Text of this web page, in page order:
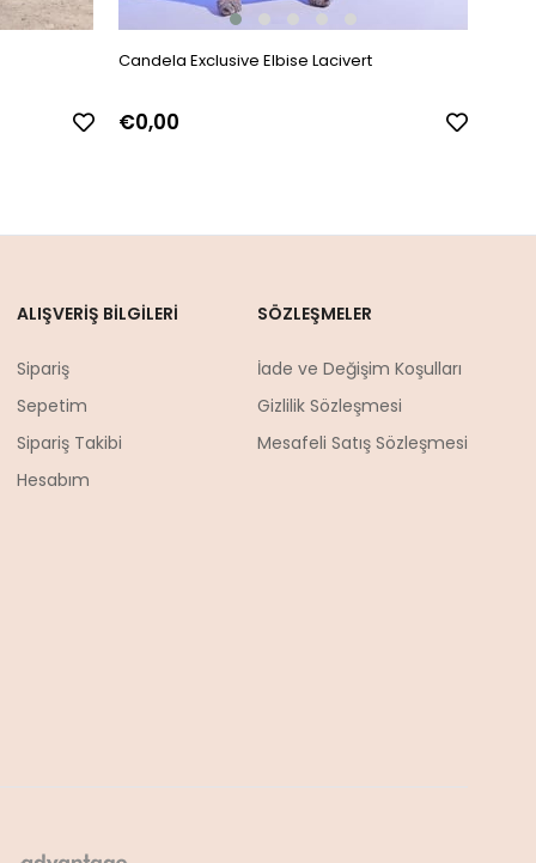
Candela Exclusive Elbise Lacivert
€0,00
ALIŞVERİŞ BİLGİLERİ
Sipariş
Sepetim
Sipariş Takibi
Hesabım
SÖZLEŞMELER
İade ve Değişim Koşulları
Gizlilik Sözleşmesi
Mesafeli Satış Sözleşmesi